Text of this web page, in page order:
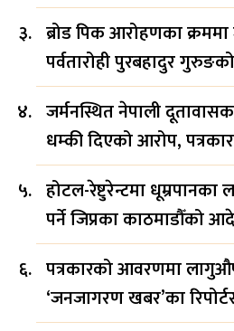
ब्रोड पिक आरोहणका
पर्वतारोही पुरबहादुर
जर्मनस्थित नेपाली
धम्की दिएको आरोप,
होटल-रेष्टुरेन्टमा धूम्रपानका
पर्ने जिप्रका काठमाडौँको
पत्रकारको आवरणमा
‘जनजागरण खबर’का